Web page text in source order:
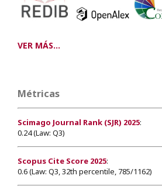
VER MÁS...
Métricas
Scimago Journal Rank (SJR) 2025:
0.24 (Law: Q3)
Scopus Cite Score 2025:
0.6 (Law: Q3, 32th percentile, 785/1162)